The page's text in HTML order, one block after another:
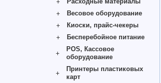
Весовое оборудование
Киоски, прайс-чекеры
Бесперебойное питание
POS, Кассовое
оборудование
Принтеры пластиковых
карт